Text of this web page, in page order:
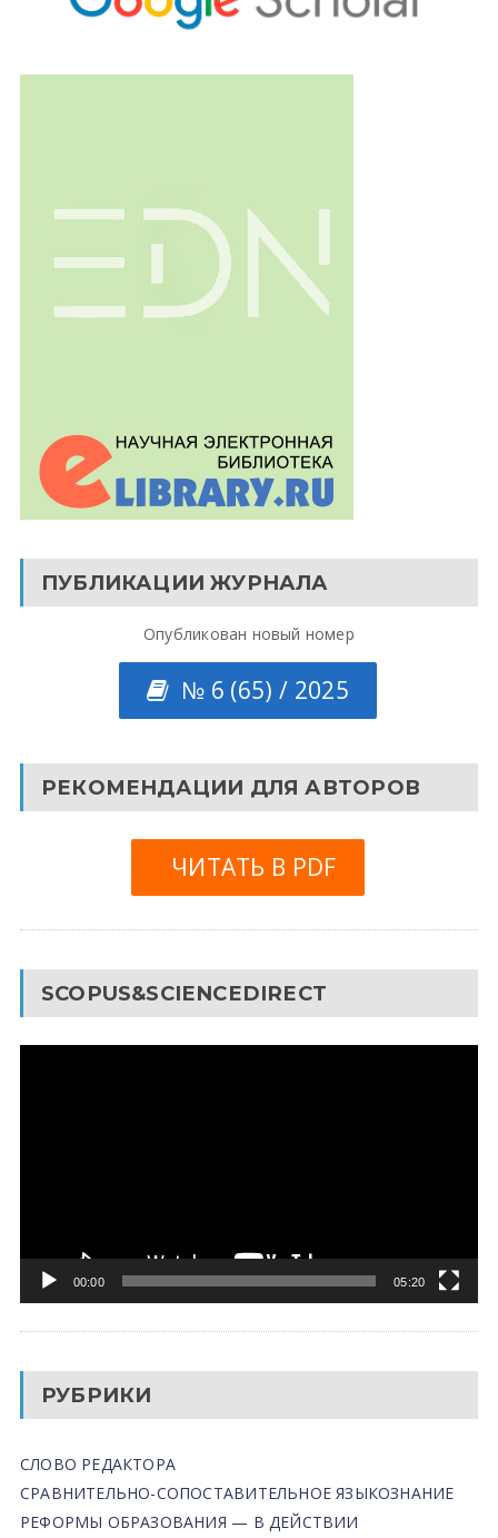
ПУБЛИКАЦИИ ЖУРНАЛА
Опубликован новый номер
№ 6 (65) / 2025
РЕКОМЕНДАЦИИ ДЛЯ АВТОРОВ
ЧИТАТЬ В PDF
SCOPUS&SCIENCEDIRECT
00:00 05:20
РУБРИКИ
СЛОВО РЕДАКТОРА
СРАВНИТЕЛЬНО-СОПОСТАВИТЕЛЬНОЕ ЯЗЫКОЗНАНИЕ
РЕФОРМЫ ОБРАЗОВАНИЯ — В ДЕЙСТВИИ